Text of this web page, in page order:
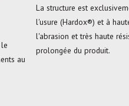
au
La structure est
l'usure (Hardox®) et à
l'abrasion et très haute
prolongée du produit.